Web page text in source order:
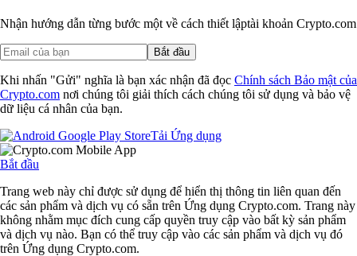
Nhận hướng dẫn từng bước một về cách thiết lậptài khoản Crypto.com
Bắt đầu
Khi nhấn "Gửi" nghĩa là bạn xác nhận đã đọc Chính sách Bảo mật của
Crypto.com nơi chúng tôi giải thích cách chúng tôi sử dụng và bảo vệ
dữ liệu cá nhân của bạn.
Tải Ứng dụng
Bắt đầu
Trang web này chỉ được sử dụng để hiển thị thông tin liên quan đến
các sản phẩm và dịch vụ có sẵn trên Ứng dụng Crypto.com. Trang này
không nhằm mục đích cung cấp quyền truy cập vào bất kỳ sản phẩm
và dịch vụ nào. Bạn có thể truy cập vào các sản phẩm và dịch vụ đó
trên Ứng dụng Crypto.com.